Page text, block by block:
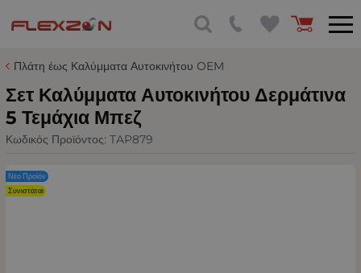
Πλάτη έως Καλύμματα Αυτοκινήτου OEM
Σετ Καλύμματα Αυτοκινήτου Δερμάτινα
5 Τεμάχια Μπεζ
Κωδικός Προϊόντος: TAP879
Νέο Προϊόν
Συνιστάται